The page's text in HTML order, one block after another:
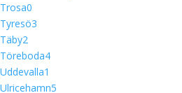
Trosa0
Tyresö3
Täby2
Töreboda4
Uddevalla1
Ulricehamn5